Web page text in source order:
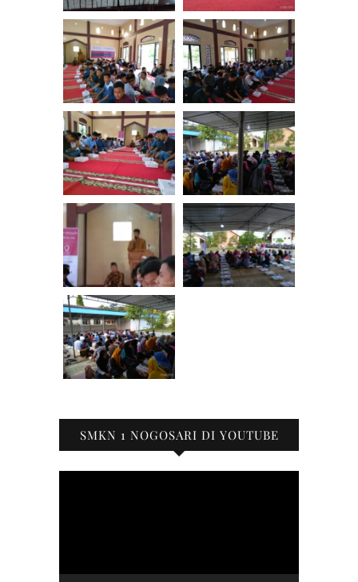
SMKN 1 NOGOSARI DI YOUTUBE